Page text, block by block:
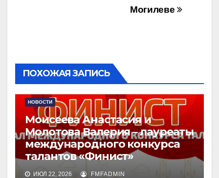
Могилеве
ПОХОЖАЯ ЗАПИСЬ
НОВОСТИ
Моисеева Анастасия и
Молотова Валерия – лауреаты
международного конкурса
талантов «Финист»
ИЮЛ 22, 2026 FMFADMIN